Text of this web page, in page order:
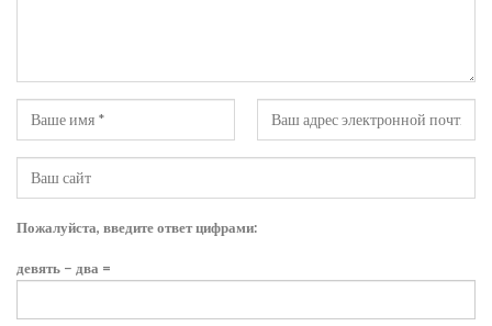
Пожалуйста, введите ответ цифрами:
девять − два =